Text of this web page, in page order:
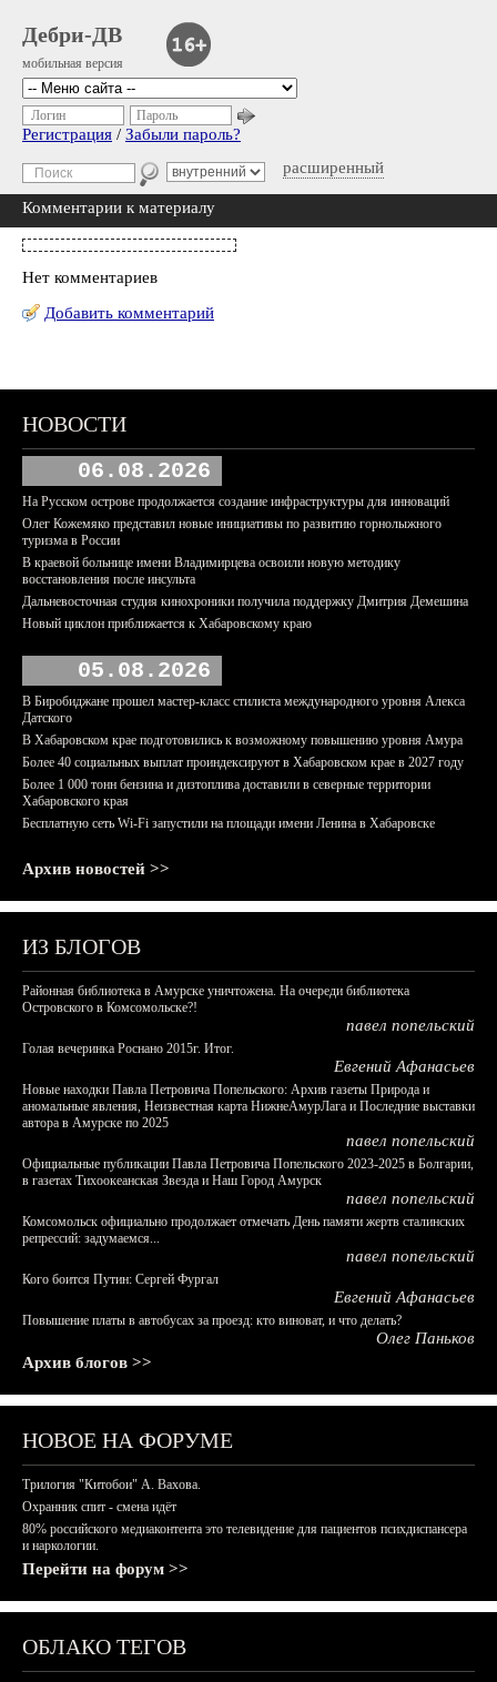
Дебри-ДВ
мобильная версия
расширенный
Логин Пароль
Регистрация / Забыли пароль?
Комментарии к материалу
Нет комментариев
Добавить комментарий
НОВОСТИ
06.08.2026
На Русском острове продолжается создание инфраструктуры для инноваций
Олег Кожемяко представил новые инициативы по развитию горнолыжного
туризма в России
В краевой больнице имени Владимирцева освоили новую методику
восстановления после инсульта
Дальневосточная студия кинохроники получила поддержку Дмитрия Демешина
Новый циклон приближается к Хабаровскому краю
05.08.2026
В Биробиджане прошел мастер-класс стилиста международного уровня Алекса
Датского
В Хабаровском крае подготовились к возможному повышению уровня Амура
Более 40 социальных выплат проиндексируют в Хабаровском крае в 2027 году
Более 1 000 тонн бензина и дизтоплива доставили в северные территории
Хабаровского края
Бесплатную сеть Wi-Fi запустили на площади имени Ленина в Хабаровске
Архив новостей >>
ИЗ БЛОГОВ
Районная библиотека в Амурске уничтожена. На очереди библиотека
Островского в Комсомольске?!
павел попельский
Голая вечеринка Роснано 2015г. Итог.
Евгений Афанасьев
Новые находки Павла Петровича Попельского: Архив газеты Природа и
аномальные явления, Неизвестная карта НижнеАмурЛага и Последние выставки
автора в Амурске по 2025
павел попельский
Официальные публикации Павла Петровича Попельского 2023-2025 в Болгарии,
в газетах Тихоокеанская Звезда и Наш Город Амурск
павел попельский
Комсомольск официально продолжает отмечать День памяти жертв сталинских
репрессий: задумаемся...
павел попельский
Кого боится Путин: Сергей Фургал
Евгений Афанасьев
Повышение платы в автобусах за проезд: кто виноват, и что делать?
Олег Паньков
Архив блогов >>
НОВОЕ НА ФОРУМЕ
Трилогия "Китобои" А. Вахова.
Охранник спит - смена идёт
80% российского медиаконтента это телевидение для пациентов психдиспансера
и наркологии.
Перейти на форум >>
ОБЛАКО ТЕГОВ